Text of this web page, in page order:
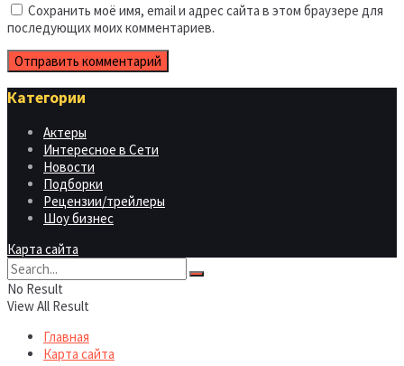
Сохранить моё имя, email и адрес сайта в этом браузере для
последующих моих комментариев.
Категории
Актеры
Интересное в Сети
Новости
Подборки
Рецензии/трейлеры
Шоу бизнес
Карта сайта
No Result
View All Result
Главная
Карта сайта